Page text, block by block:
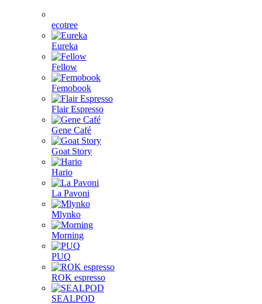
ecotree
Eureka
Fellow
Femobook
Flair Espresso
Gene Café
Goat Story
Hario
La Pavoni
Mlynko
Morning
PUQ
ROK espresso
SEALPOD